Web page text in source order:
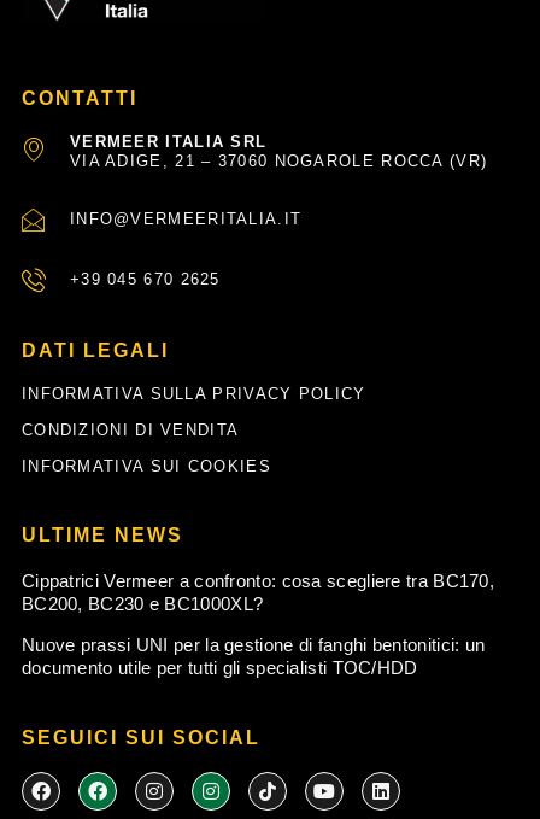
CONTATTI
VERMEER ITALIA SRL
VIA ADIGE, 21 – 37060 NOGAROLE ROCCA (VR)
INFO@VERMEERITALIA.IT
+39 045 670 2625
DATI LEGALI
INFORMATIVA SULLA PRIVACY POLICY
CONDIZIONI DI VENDITA
INFORMATIVA SUI COOKIES
ULTIME NEWS
Cippatrici Vermeer a confronto: cosa scegliere tra BC170,
BC200, BC230 e BC1000XL?
Nuove prassi UNI per la gestione di fanghi bentonitici: un
documento utile per tutti gli specialisti TOC/HDD
SEGUICI SUI SOCIAL
F
a
F
a
I
n
I
n
T
i
Y
o
L
i